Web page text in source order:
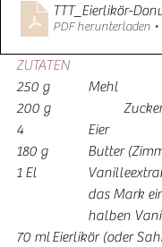
TTT_Eierlikör-
PDF herunterladen •
ZUTATEN
250 g	 	Mehl
200 g	 	Zucker
4	 	Eier
180 g	 	Butter
1 El
das Mark
halben
70 ml	Eierlikör (oder